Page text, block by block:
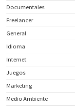
Documentales
Freelancer
General
Idioma
Internet
Juegos
Marketing
Medio Ambiente